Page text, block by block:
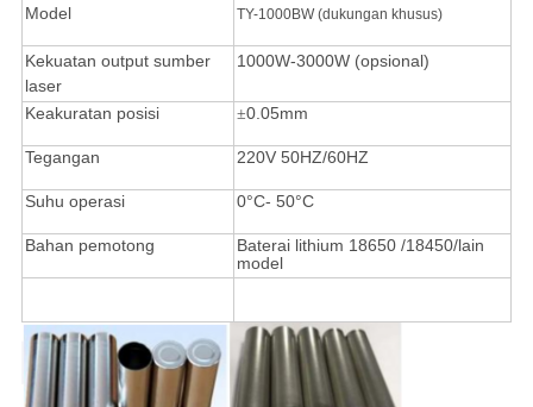
Model TY-1000BW (dukungan khusus)
Kekuatan output sumber
laser
1000W-3000W (opsional)
Keakuratan posisi ±0.05mm
Tegangan 220V 50HZ/60HZ
Suhu operasi 0°C- 50°C
Bahan pemotong
Baterai lithium 18650 /18450/lain
model